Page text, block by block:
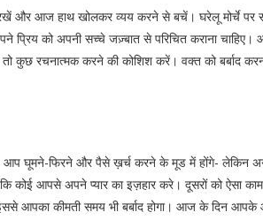
और आज हाथ खोलकर व्यय करने से बचें। घरेलू मोर्चे पर
को अपनी सच्चे जज़्बात से परिचित कराना चाहिए।
रचनात्मक करने की कोशिश करें। वक्त को बर्बाद
घूमने-फिरने और पैसे ख़र्च करने के मूड में होंगे- लेकिन
कोई आपसे अपने प्यार का इज़हार करे। दूसरों को
आपका कीमती समय भी बर्बाद होगा। आज के दिन आपके